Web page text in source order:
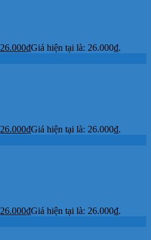
26.000₫Giá hiện tại là: 26.000₫.
26.000₫Giá hiện tại là: 26.000₫.
26.000₫Giá hiện tại là: 26.000₫.